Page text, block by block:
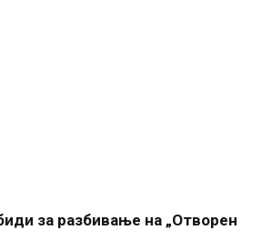
за разбивање на „Отворен